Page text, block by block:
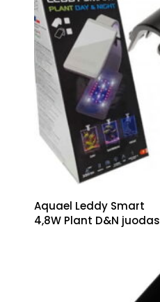
Aquael Leddy Smart
4,8W Plant D&N juodas